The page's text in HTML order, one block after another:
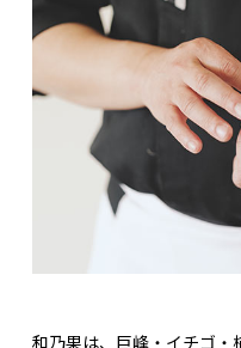
和乃果は、巨峰・イチゴ・